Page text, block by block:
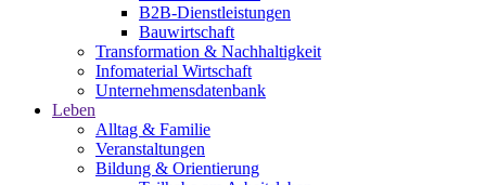
B2B-Dienstleistungen
Bauwirtschaft
Transformation & Nachhaltigkeit
Infomaterial Wirtschaft
Unternehmensdatenbank
Leben
Alltag & Familie
Veranstaltungen
Bildung & Orientierung